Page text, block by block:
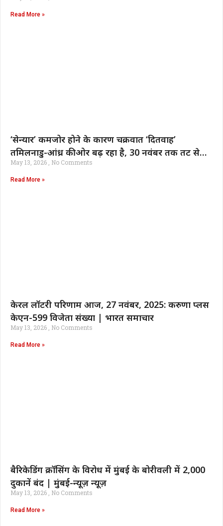
Read More »
‘सेन्यार’ कमजोर होने के कारण चक्रवात ‘दितवाह’
तमिलनाडु-आंध्र की ओर बढ़ रहा है, 30 नवंबर तक तट से
टकराएगा | भारत समाचार
May 13, 2026 No Comments
Read More »
केरल लॉटरी परिणाम आज, 27 नवंबर, 2025: करुणा प्लस
केएन-599 विजेता संख्या | भारत समाचार
May 13, 2026 No Comments
Read More »
बैरिकेडिंग क्रॉसिंग के विरोध में मुंबई के बोरीवली में 2,000
दुकानें बंद | मुंबई-न्यूज़ न्यूज़
May 13, 2026 No Comments
Read More »